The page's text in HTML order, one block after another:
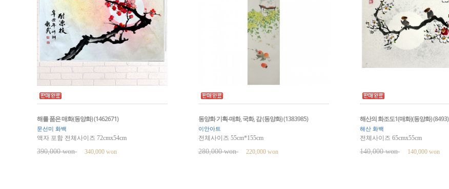
해를 품은 매화(동양화) (1462671)
문선미 화백
액자 포함 전체사이즈 72cmx54cm
390,000 won 340,000 won
동양화 기획-매화, 국화, 감 (동양화) (1383985)
이안아트
전체사이즈 55cm*155cm
280,000 won 220,000 won
해산의 화조도1(매화)(동양화) (8493)
해산 화백
전체사이즈 65cmx55cm
140,000 won 140,000 won